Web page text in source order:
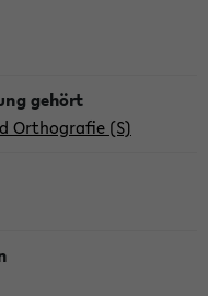
Orthografie (S)